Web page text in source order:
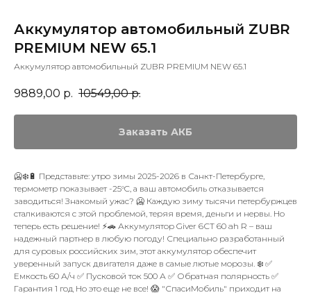
Аккумулятор автомобильный ZUBR
PREMIUM NEW 65.1
Аккумулятор автомобильный ZUBR PREMIUM NEW 65.1
9889,00 р. 10549,00 р.
Заказать АКБ
🥶❄️🔋 Представьте: утро зимы 2025-2026 в Санкт-Петербурге,
термометр показывает -25°C, а ваш автомобиль отказывается
заводиться! Знакомый ужас? 🥶 Каждую зиму тысячи петербуржцев
сталкиваются с этой проблемой, теряя время, деньги и нервы. Но
теперь есть решение! ⚡️🚗 Аккумулятор Giver 6СТ 60 ah R – ваш
надежный партнер в любую погоду! Специально разработанный
для суровых российских зим, этот аккумулятор обеспечит
уверенный запуск двигателя даже в самые лютые морозы. ❄️ ✅
Емкость 60 А/ч ✅ Пусковой ток 500 А ✅ Обратная полярность ✅
Гарантия 1 год Но это еще не все! 😱 "СпасиМобиль" приходит на